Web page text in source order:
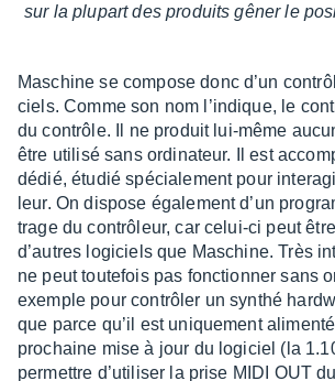
sur la plupart des produits gêner le
Maschine se compose donc d’un
ciels. Comme son nom l’in­dique, le
du contrôle. Il ne produit lui-même
être utilisé sans ordi­na­teur. Il est
dédié, étudié spécia­le­ment pour
leur. On dispose égale­ment d’un
trage du contrô­leur, car celui-ci peut
d’autres logi­ciels que Maschine. Très
ne peut toute­fois pas fonc­tion­ner sans
exemple pour contrô­ler un synthé
que parce qu’il est unique­ment
prochaine mise à jour du logi­ciel (la
permettre d’uti­li­ser la prise MIDI OUT